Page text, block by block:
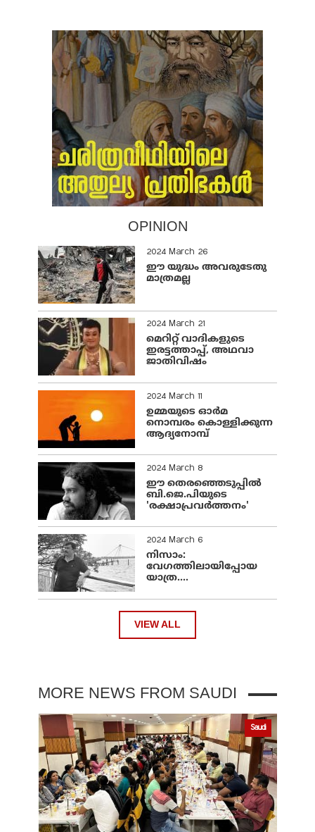
OPINION
2024 March 26
ഈ യുദ്ധം അവരുടേതു
മാത്രമല്ല
2024 March 21
മെറിറ്റ് വാദികളുടെ
ഇരട്ടത്താപ്പ്, അഥവാ
ജാതിവിഷം
2024 March 11
ഉമ്മയുടെ ഓർമ
നൊമ്പരം കൊള്ളിക്കുന്ന
ആദ്യനോമ്പ്
2024 March 8
ഈ തെരഞ്ഞെടുപ്പില്‍
ബി.ജെ.പിയുടെ
'രക്ഷാപ്രവര്‍ത്തനം'
2024 March 6
നിസാം:
വേഗത്തിലായിപ്പോയ
യാത്ര....
VIEW ALL
MORE NEWS FROM SAUDI
Saudi